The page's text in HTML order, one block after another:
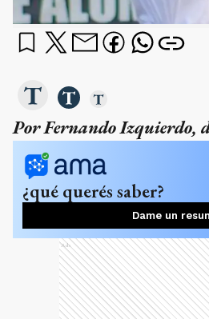
Por Fernando Izquierdo,
¿qué querés saber?
Dame un
Ads